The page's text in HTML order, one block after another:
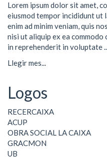
Lorem ipsum dolor sit amet,
eiusmod tempor incididunt ut
enim ad minim veniam, quis
nisi ut aliquip ex ea
in reprehenderit in voluptate
Llegir mes...
Logos
RECERCAIXA
ACUP
OBRA SOCIAL LA CAIXA
GRACMON
UB